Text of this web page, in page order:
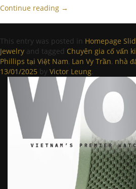
Continue reading →
This entry was posted in Homepage
Jewelry and tagged Chuyên gia cố vấn
Phillips tại Việt Nam, Lan Vy Trần, nhà
13/01/2025 by Victor Leung.